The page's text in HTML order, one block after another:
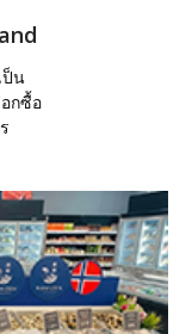
ป็น
กซื้อ